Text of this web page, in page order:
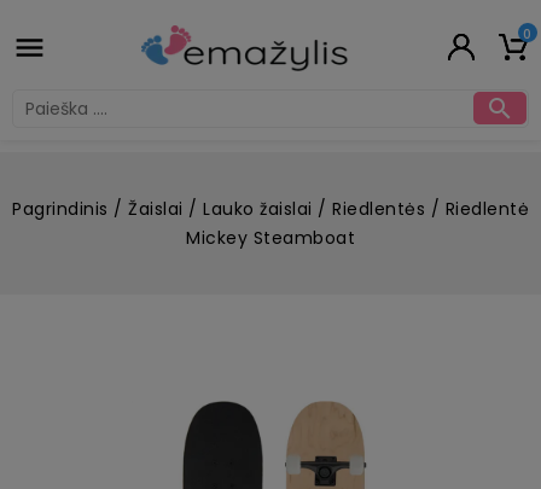
 0

Pagrindinis Žaislai Lauko žaislai Riedlentės
Riedlentė
Mickey Steamboat